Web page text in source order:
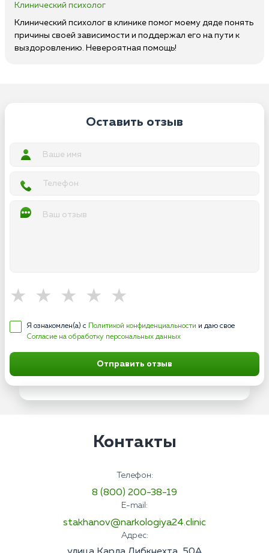
Клинический психолог
Клинический психолог в клинике помог моему дяде понять
причины своей зависимости и поддержал его на пути к
выздоровлению. Невероятная помощь!
Оставить отзыв
Я ознакомлен(а) с Политикой конфиденциальности и даю свое
Согласие на обработку персональных данных
Отправить отзыв
Контакты
Телефон:
8 (800) 200-38-19
E-mail:
stakhanov@narkologiya24.clinic
Адрес: